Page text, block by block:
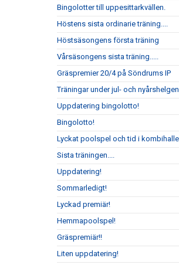
Bingolotter till uppesittarkvällen.
Höstens sista ordinarie träning....
Höstsäsongens första träning
Vårsäsongens sista träning.....
Gräspremier 20/4 på Söndrums IP
Träningar under jul- och
Uppdatering bingolotto!
Bingolotto!
Lyckat poolspel och tid i
Sista träningen....
Uppdatering!
Sommarledigt!
Lyckad premiär!
Hemmapoolspel!
Gräspremiär!!
Liten uppdatering!